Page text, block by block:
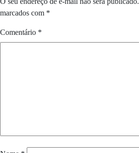
marcados com *
Comentário *